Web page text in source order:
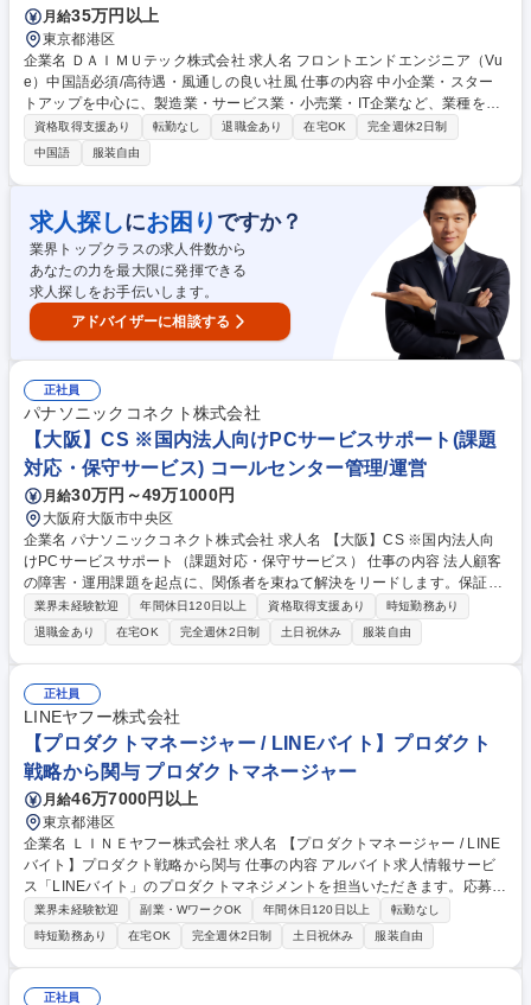
月給35万円以上
東京都港区
企業名 ＤＡＩＭＵテック株式会社 求人名 フロントエンドエンジニア（Vu
e）中国語必須/高待遇・風通しの良い社風 仕事の内容 中小企業・スター
トアップを中心に、製造業・サービス業・小売業・IT企業など、業種を問
わず幅広い企業様のIT基盤構築・業務効率化を支援しております。 プロダ
クトマネージャー、デザイナー、バックエンドエンジニアとの協働開発 マ
ルチデバイス対応、クロスブラウザ対応 パフォーマンス最適化、表示速度
改善 Playwright を用いたフロントエンド自動テスト作成 仕様検討・技術
設計および実装 WebSocket / Socket.IO を用いたリアルタイム通信開発 募
集職種 フロントエンドエンジニア（Vue）中国語必須/高待遇・風通しの
良い社風
資格取得支援あり 転勤なし 退職金あり 在宅OK
完全週休2日制
中国語
服装自由
求人探しにお困り ですか？
業界トップクラスの求人件数から
あなたの力を最大限に発揮できる
求人探しをお手伝いします。
アドバイザーに相談する
正社員
パナソニックコネクト株式会社
【大阪】CS ※国内法人向けPCサービスサポート(課題
対応・保守サービス) コールセンター管理/運営
月給30万円～49万1000円
大阪府大阪市中央区
企業名 パナソニックコネクト株式会社 求人名 【大阪】CS ※国内法人向
けPCサービスサポート（課題対応・保守サービス） 仕事の内容 法人顧客
の障害・運用課題を起点に、関係者を束ねて解決をリードします。保証・
保守の提案、サービス会社支援、VoCを基にした運用改善を通じ、顧客と
の生涯関係構築と収益向上に貢献します。 ■障害・トラブル対応の統括 ■
顧客・社内部門・サービス会社との調整 ■保守・保証サービス提案 ■サー
ビス会社の業務改善支援 ■VoC起点の運用改善・品質向上【仕事の魅力】
自分で直すのではなく、論点整理と合意形成で解決まで動かす役割です。
顧客の声を価値に変え、提案と改善で事業成果へつなげられます。協調性
と創造力を活かし、関係者を前向きに動かす実感があります。 募集職種
【大阪】CS ※国内法人向けPCサービスサポート（課題対応・保守サービ
ス）
業界未経験歓迎 年間休日120日以上 資格取得支援あり
時短勤務あり
退職金あり
在宅OK 完全週休2日制 土日祝休み 服装自由
正社員
LINEヤフー株式会社
【プロダクトマネージャー / LINEバイト】プロダクト
戦略から関与 プロダクトマネージャー
月給46万7000円以上
東京都港区
企業名 ＬＩＮＥヤフー株式会社 求人名 【プロダクトマネージャー / LINE
バイト】プロダクト戦略から関与 仕事の内容 アルバイト求人情報サービ
ス「LINEバイト」のプロダクトマネジメントを担当いただきます。応募率
および継続率・再訪率の改善を重要指標として、ユーザー課題と事業課題
の両面を捉えながら、プロダクト戦略の 立案からロードマップ策定、機能
改善、新機能企画、優先順位付け、効果検証まで一気通貫でリードしてい
ただきます。■「LINEバイト」におけるプロダクト戦略の立案、および事
業目標を踏まえたロードマップの策定■応募率・CVR改善に向けた課題特
業界未経験歓迎 副業・WワークOK 年間休日120日以上
転勤なし
時短勤務あり
在宅OK 完全週休2日制 土日祝休み 服装自由
正社員